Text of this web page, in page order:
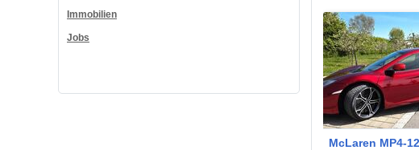
Immobilien
Jobs
McLaren MP4-